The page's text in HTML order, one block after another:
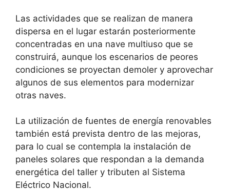
Las actividades que se realizan de manera
dispersa en el lugar estarán posteriormente
concentradas en una nave multiuso que se
construirá, aunque los escenarios de peores
condiciones se proyectan demoler y aprovechar
algunos de sus elementos para modernizar
otras naves.
La utilización de fuentes de energía renovables
también está prevista dentro de las mejoras,
para lo cual se contempla la instalación de
paneles solares que respondan a la demanda
energética del taller y tributen al Sistema
Eléctrico Nacional.